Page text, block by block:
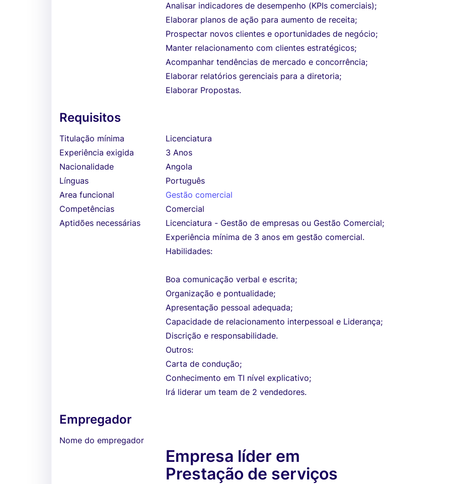
Analisar indicadores de desempenho (KPIs comerciais);
Elaborar planos de ação para aumento de receita;
Prospectar novos clientes e oportunidades de negócio;
Manter relacionamento com clientes estratégicos;
Acompanhar tendências de mercado e concorrência;
Elaborar relatórios gerenciais para a diretoria;
Elaborar Propostas.
Requisitos
Titulação mínima
Licenciatura
Experiência exigida
3 Anos
Nacionalidade
Angola
Línguas
Português
Area funcional
Gestão comercial
Competências
Comercial
Aptidões necessárias
Licenciatura - Gestão de empresas ou Gestão Comercial;
Experiência mínima de 3 anos em gestão comercial.
Habilidades:
Boa comunicação verbal e escrita;
Organização e pontualidade;
Apresentação pessoal adequada;
Capacidade de relacionamento interpessoal e Liderança;
Discrição e responsabilidade.
Outros:
Carta de condução;
Conhecimento em TI nível explicativo;
Irá liderar um team de 2 vendedores.
Empregador
Nome do empregador
Empresa líder em
Prestação de serviços